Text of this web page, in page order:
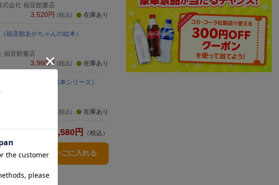
式会社 福音館書店
3,520円 (税込) 在庫あり
（福音館あかちゃんの絵本）
福音館書店
3,960円 (税込) 在庫あり
くんの絵本
（幼児絵本シリーズ）
(税込) 在庫あり
8,580 円 （税込）
3点とも買い物かごに入れる